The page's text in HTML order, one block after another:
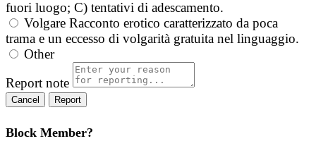
fuori luogo; C) tentativi di adescamento.
Volgare Racconto erotico caratterizzato da poca
trama e un eccesso di volgarità gratuita nel linguaggio.
Other
Report note
Report
Block Member?